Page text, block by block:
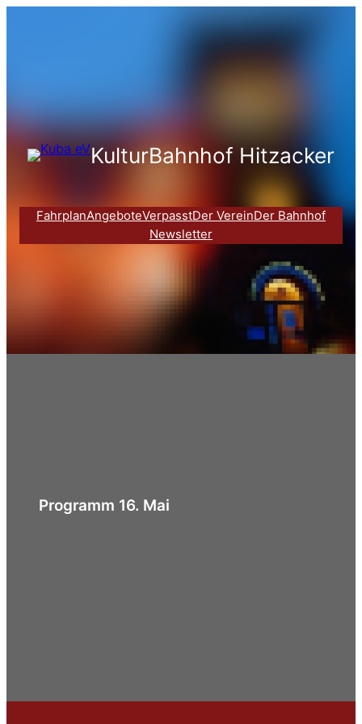
KulturBahnhof Hitzacker
FahrplanAngeboteVerpasstDer VereinDer Bahnhof
Newsletter
Programm 16. Mai